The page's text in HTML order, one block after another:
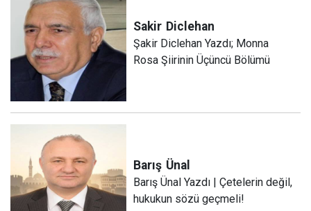
Sakir Diclehan
Şakir Diclehan Yazdı; Monna
Rosa Şiirinin Üçüncü Bölümü
Barış Ünal
Barış Ünal Yazdı | Çetelerin değil,
hukukun sözü geçmeli!